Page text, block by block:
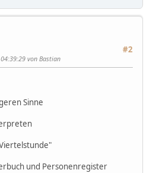
#2
von Bastian
Sinne
und Personenregister